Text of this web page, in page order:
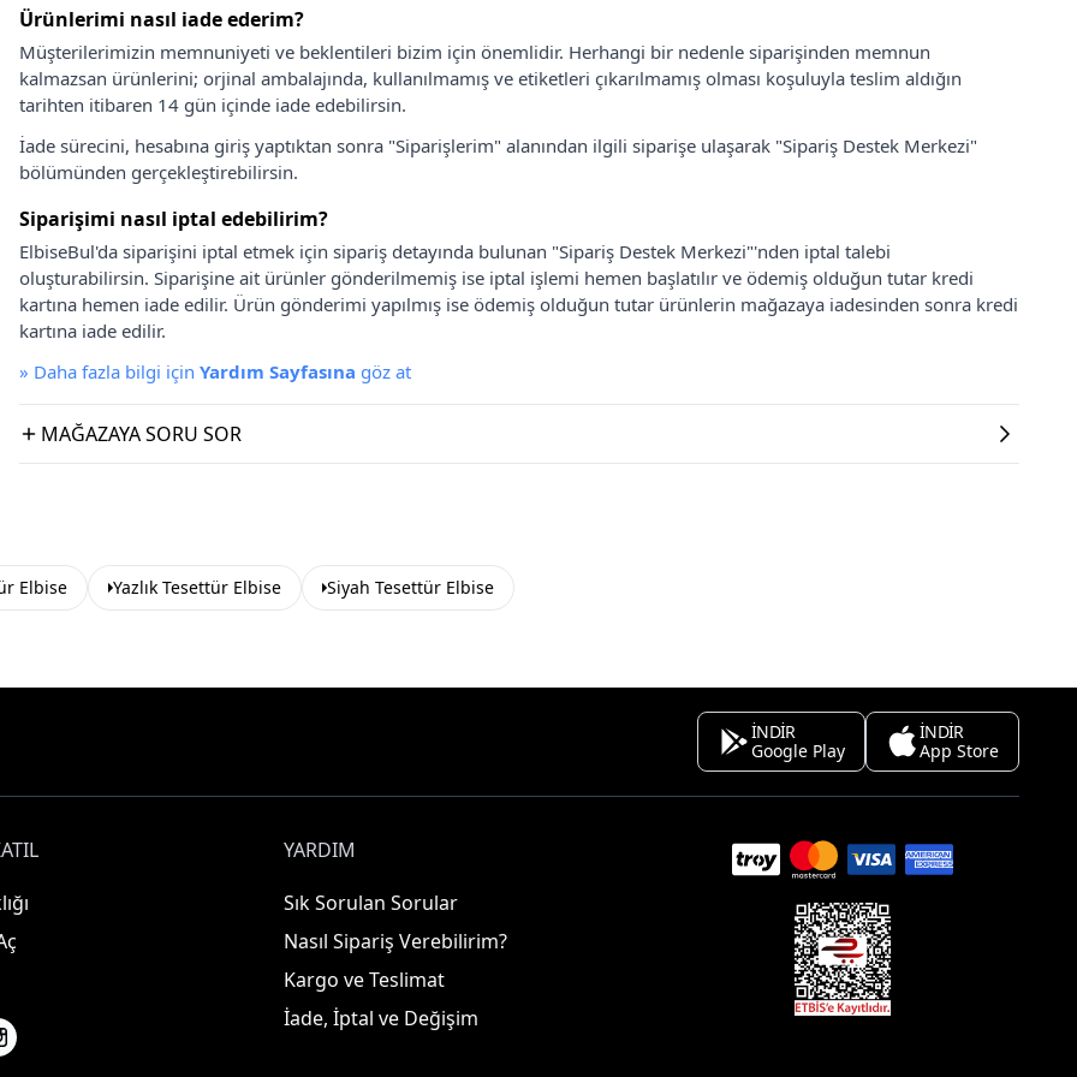
Ürünlerimi nasıl iade ederim?
Müşterilerimizin memnuniyeti ve beklentileri bizim için önemlidir. Herhangi bir nedenle siparişinden memnun
kalmazsan ürünlerini; orjinal ambalajında, kullanılmamış ve etiketleri çıkarılmamış olması koşuluyla teslim aldığın
tarihten itibaren 14 gün içinde iade edebilirsin.
İade sürecini, hesabına giriş yaptıktan sonra "Siparişlerim" alanından ilgili siparişe ulaşarak "Sipariş Destek Merkezi"
bölümünden gerçekleştirebilirsin.
Siparişimi nasıl iptal edebilirim?
ElbiseBul'da siparişini iptal etmek için sipariş detayında bulunan "Sipariş Destek Merkezi"'nden iptal talebi
oluşturabilirsin. Siparişine ait ürünler gönderilmemiş ise iptal işlemi hemen başlatılır ve ödemiş olduğun tutar kredi
kartına hemen iade edilir. Ürün gönderimi yapılmış ise ödemiş olduğun tutar ürünlerin mağazaya iadesinden sonra kredi
kartına iade edilir.
» Daha fazla bilgi için Yardım Sayfasına göz at
MAĞAZAYA SORU SOR
Elbise Yazlık Tesettür Elbise Siyah Tesettür Elbise
İNDİR
Google Play
İNDİR
App Store
YARDIM
Sık Sorulan Sorular
Nasıl Sipariş Verebilirim?
Kargo ve Teslimat
İade, İptal ve Değişim